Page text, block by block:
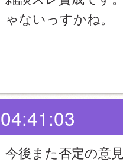
ゃないっすかね。
今後また否定の意